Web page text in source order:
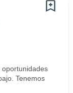
oportunidades
Tenemos